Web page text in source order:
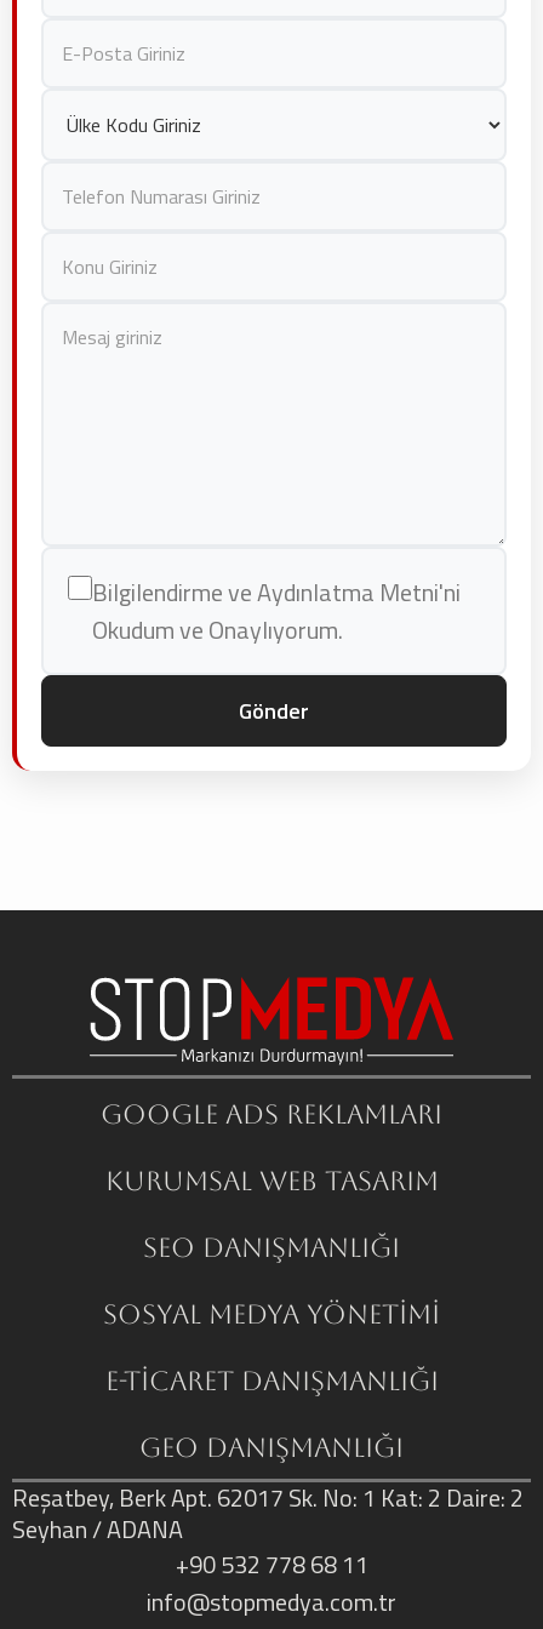
Bilgilendirme ve Aydınlatma Metni'ni
Okudum ve Onaylıyorum.
Google ADS Reklamları
Kurumsal Web Tasarım
SEO Danışmanlığı
Sosyal Medya Yönetimi
E-Ticaret Danışmanlığı
GEO Danışmanlığı
Reşatbey, Berk Apt. 62017 Sk. No: 1 Kat: 2 Daire: 2
Seyhan / ADANA
+90 532 778 68 11
info@stopmedya.com.tr